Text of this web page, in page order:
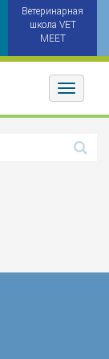
Ветеринарная
школа VET
MEET
Toggler